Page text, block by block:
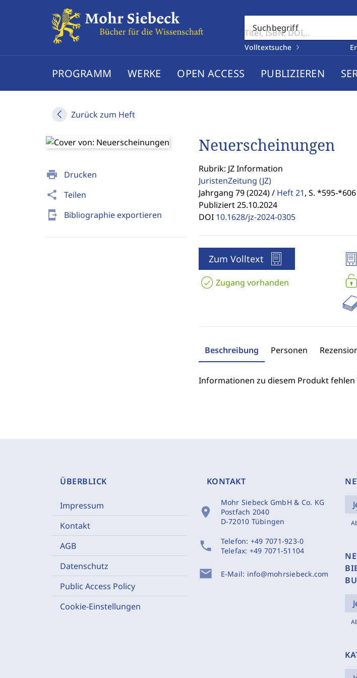
Suchbegriff
Volltextsuche
PROGRAMM WERKE OPEN ACCESS PUBLIZIEREN
Zurück zum Heft
print Drucken
share Teilen
send_to_mobile Bibliographie exportieren
Neuerscheinungen
Rubrik: JZ Information
JuristenZeitung (JZ)
Jahrgang 79 (2024) / Heft 21, S. *595-
Publiziert 25.10.2024
DOI 10.1628/jz-2024-0305
Zum Volltext
Zugang vorhanden
Beschreibung Personen
Informationen zu diesem Produkt fehlen
ÜBERBLICK
Impressum
Kontakt
AGB
Datenschutz
Public Access Policy
Cookie-Einstellungen
KONTAKT
location_on
Mohr Siebeck GmbH & Co. KG
Postfach 2040
D-72010 Tübingen
phone Telefon: +49 7071-923-0
Telefax: +49 7071-51104
mail E-Mail: info@mohrsiebeck.com